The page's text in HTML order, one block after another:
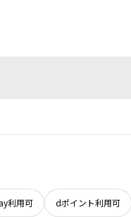
利用可 dポイント利用可